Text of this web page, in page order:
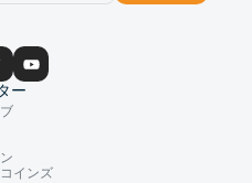
ー
インズ